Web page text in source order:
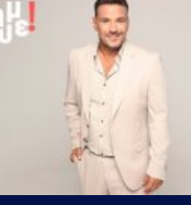
...πληκτρολογήστε κείμενο προς